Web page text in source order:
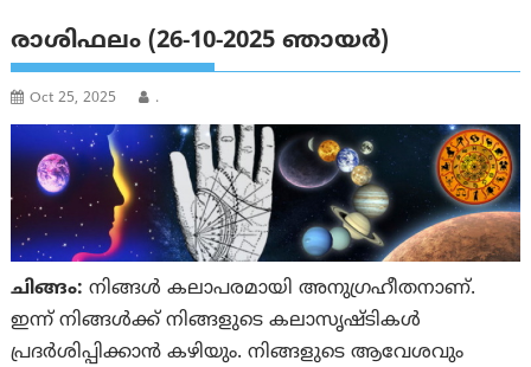
രാശിഫലം (26-10-2025 ഞായര്‍)
Oct 25, 2025 .
ചിങ്ങം:നിങ്ങൾ കലാപരമായി അനുഗ്രഹീതനാണ്.
ഇന്ന് നിങ്ങൾക്ക് നിങ്ങളുടെ കലാസൃഷ്‌ടികള്‍
പ്രദർശിപ്പിക്കാൻ കഴിയും. നിങ്ങളുടെ ആവേശവും